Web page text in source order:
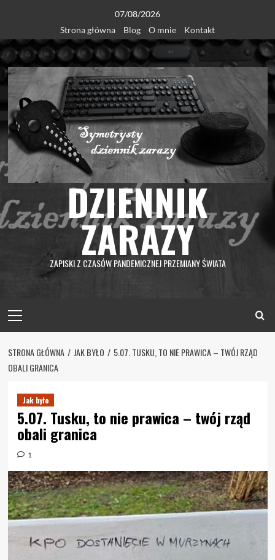
content
07/08/2026
Strona główna
Blog O mnie Kontakt
DZIENNIK
ZARAZY
ZAPISKI Z CZASÓW PANDEMICZNEJ PRZEMIANY ŚWIATA
Menu
STRONA GŁÓWNA JAK BYŁO
5.07. TUSKU, TO NIE PRAWICA – TWÓJ RZĄD
OBALI GRANICA
Jak było
5.07. Tusku, to nie prawica – twój rząd
obali granica
1